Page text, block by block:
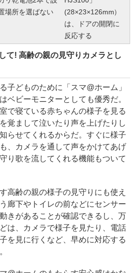
場所を選ばない
(28×23×126mm）
は、ドアの開閉に
反応する
て! 高齢の親の見守りカメラとし
子どものために「スマ@ホーム」
ベビーモニターとしても優秀だ。
で寝ている赤ちゃんの様子を見る
覚まして泣いたり声を上げたりし
らせてくれるからだ。すぐに様子
、カメラを通して声をかけてあげ
り歌を流してくれる機能もついて
高齢の親の様子の見守りにも使え
廊下やトイレの前などにセンサー
きがあることが確認できるし、万
は、カメラで様子を見たり、電話
を見に行くなど、早めに対応する